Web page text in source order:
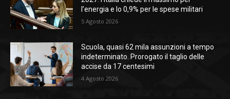
l’energia e lo 0,9% per le spese militari
5 Agosto 2026
Scuola, quasi 62 mila assunzioni a tempo
indeterminato. Prorogato il taglio delle
accise da 17 centesimi
4 Agosto 2026